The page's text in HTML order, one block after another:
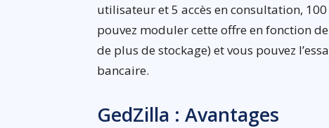
utilisateur et 5 accès en consultation,
pouvez moduler cette offre en fonction
de plus de stockage) et vous pouvez
bancaire.
GedZilla : Avantages